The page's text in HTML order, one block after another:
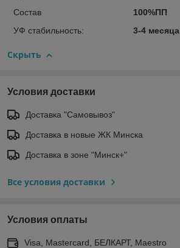
Состав
100%ПП
УФ стабильность:
3-4 месяца
Скрыть
Условия доставки
Доставка "Самовывоз"
Доставка в новые ЖК Минска
Доставка в зоне "Минск+"
Все условия доставки
Условия оплаты
Visa, Mastercard, БЕЛКАРТ, Maestro